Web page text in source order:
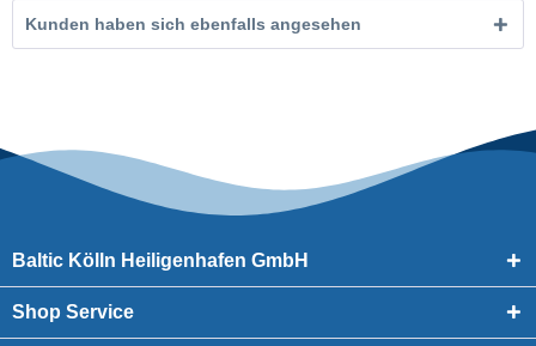
Kunden haben sich ebenfalls angesehen
Baltic Kölln Heiligenhafen GmbH
Shop Service